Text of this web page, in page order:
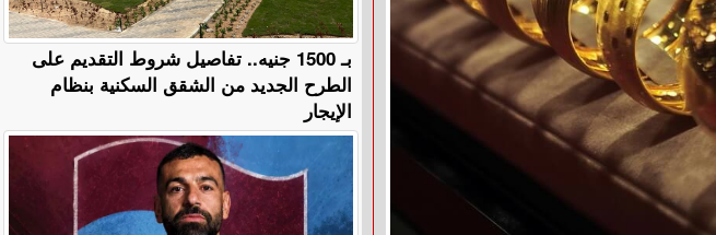
بـ 1500 جنيه.. تفاصيل شروط التقديم على
الطرح الجديد من الشقق السكنية بنظام
الإيجار